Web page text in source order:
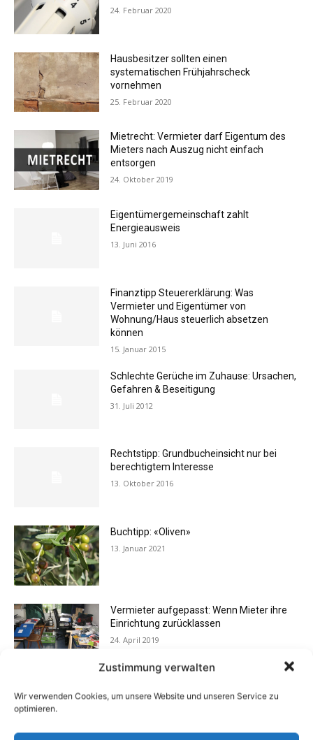
Zustimmung verwalten
Wir verwenden Cookies, um unsere Website und unseren Service zu
optimieren.
24. Februar 2020
Hausbesitzer sollten einen
systematischen Frühjahrscheck
vornehmen
25. Februar 2020
Mietrecht: Vermieter darf Eigentum des
Mieters nach Auszug nicht einfach
entsorgen
24. Oktober 2019
Eigentümergemeinschaft zahlt
Energieausweis
13. Juni 2016
Finanztipp Steuererklärung: Was
Vermieter und Eigentümer von
Wohnung/Haus steuerlich absetzen
können
15. Januar 2015
Schlechte Gerüche im Zuhause: Ursachen,
Gefahren & Beseitigung
31. Juli 2012
Rechtstipp: Grundbucheinsicht nur bei
berechtigtem Interesse
13. Oktober 2016
Buchtipp: «Oliven»
13. Januar 2021
Vermieter aufgepasst: Wenn Mieter ihre
Einrichtung zurücklassen
24. April 2019